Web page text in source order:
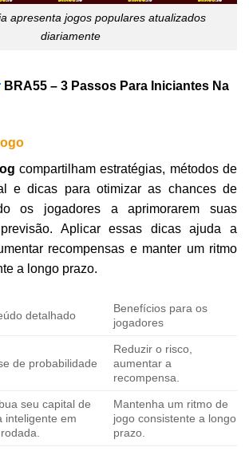
apresenta jogos populares atualizados
diariamente
BRA55 – 3 Passos Para Iniciantes Na
compartilham estratégias, métodos de
e dicas para otimizar as chances de
os jogadores a aprimorarem suas
Aplicar essas dicas ajuda a
recompensas e manter um ritmo
a longo prazo.
detalhado
Benefícios para os
jogadores
de probabilidade
Reduzir o risco,
aumentar a
recompensa.
seu capital de
inteligente em
Mantenha um ritmo de
jogo consistente a longo
prazo.